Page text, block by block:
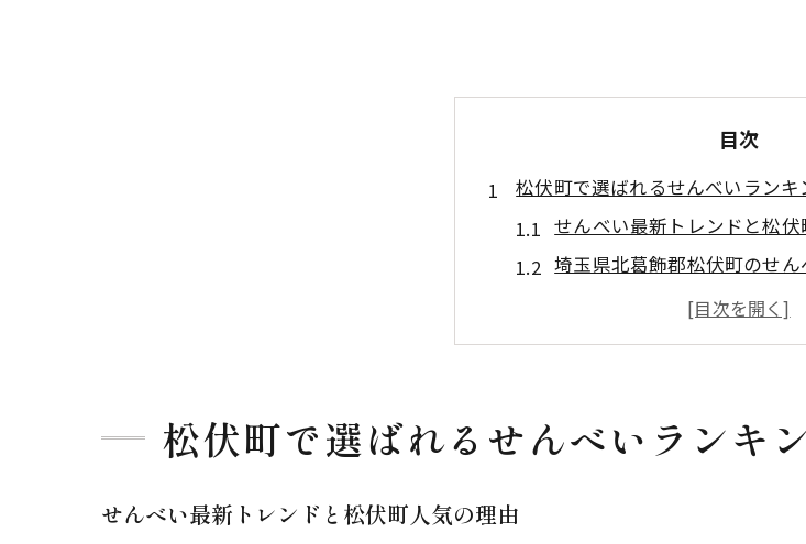
目次
松伏町で選ばれるせんべいランキ
せんべい最新トレンドと松伏
埼玉県北葛飾郡松伏町のせ
地元で愛されるせんべいの選
話題となるせんべいランキ
埼玉の伝統を味わうせんべい選
伝統感じる埼玉県のせんべい
松伏町で選ばれるせんべいランキ
せんべい最新トレンドと松伏町人気の理由